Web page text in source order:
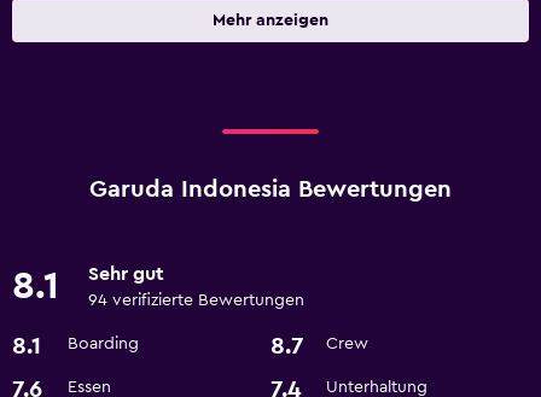
Mehr anzeigen
Garuda Indonesia Bewertungen
8.1 Sehr gut
94 verifizierte Bewertungen
8.1 Boarding 8.7 Crew
7.6 Essen 7.4 Unterhaltung